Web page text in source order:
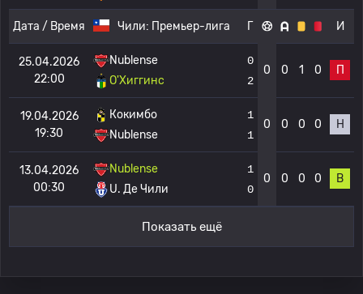
Дата / Время Чили: Премьер-лига Г И
25.04.2026
22:00
Nublense
О'Хиггинс
0
2
0 0 1 0 П
19.04.2026
19:30
Кокимбо
Nublense
1
1
0 0 0 0 Н
13.04.2026
00:30
Nublense
U. Де Чили
1
0
0 0 0 0 В
Показать ещё